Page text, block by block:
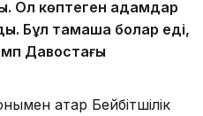
Ол көптеген адамдар
Бұл тамаша болар еді,
Давостағы
қатар Бейбітшілік